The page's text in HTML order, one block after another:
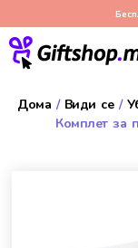
Дома / Види се/
Комплет за